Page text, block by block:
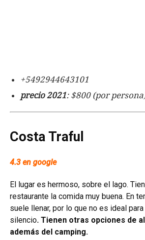
+5492944643101
precio 2021: $800 (por
Costa Traful
4.3 en google
El lugar es hermoso, sobre el lago.
restaurante la comida muy buena. En
suele llenar, por lo que no es ideal
silencio. Tienen otras opciones de
además del camping.